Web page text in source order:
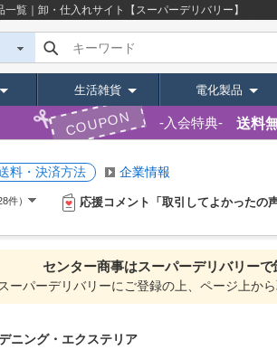
覧｜卸・仕入れサイト【スーパーデリバリー】
キーワード
生活雑貨 電化製品
COUPON 入会特典 送料
料・決済方法 企業情報
件） 応援コメント「取引してよかったの声
センター商事はスーパーデリバリーで
スーパーデリバリーにご登録の上、ページ上か
ニング・エクステリア